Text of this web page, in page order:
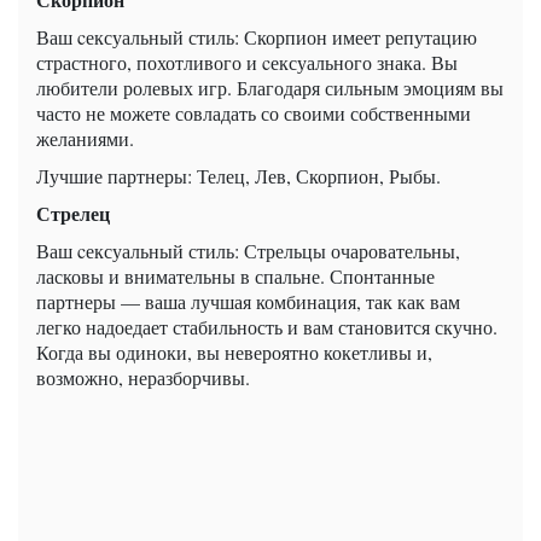
Ваш cексуальный стиль: Скорпион имеет репутацию
страстного, похотливого и cексуального знака. Вы
любители ролевых игр. Благодаря сильным эмоциям вы
часто не можете совладать со своими собственными
желаниями.
Лучшие партнеры: Телец, Лев, Скорпион, Рыбы.
Стрелец
Ваш cексуальный стиль: Стрельцы очаровательны,
ласковы и внимательны в спальне. Спонтанные
партнеры — ваша лучшая комбинация, так как вам
легко надоедает стабильность и вам становится скучно.
Когда вы одиноки, вы невероятно кокетливы и,
возможно, неразборчивы.